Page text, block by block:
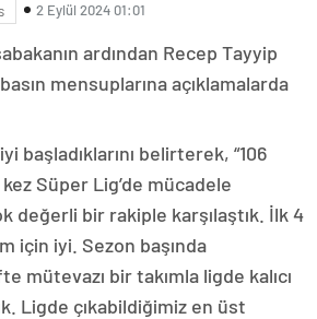
2 Eylül 2024 01:01
ardından Recep Tayyip
mensuplarına açıklamalarda
başladıklarını belirterek, “106
Süper Lig’de mücadele
değerli bir rakiple karşılaştık. İlk 4
için iyi. Sezon başında
mütevazı bir takımla ligde kalıcı
Ligde çıkabildiğimiz en üst